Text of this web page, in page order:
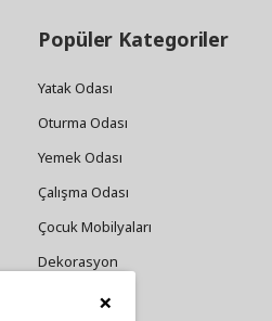
Popüler Kategoriler
Yatak Odası
Oturma Odası
Yemek Odası
Çalışma Odası
Çocuk Mobilyaları
Dekorasyon
Züccaciye×